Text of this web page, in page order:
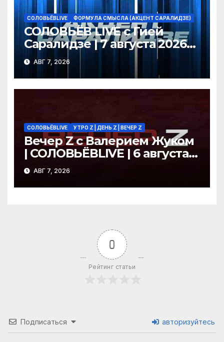
СОЛОВЬЁВLIVE ФОРМУЛА СМЫСЛА (АКЦЕНТ САРАЛИДЗЕ)
СОЛОВЬЁВ LIVE с Гией
Саралидзе | 7 августа 2026
года
АВГ 7, 2026
СОЛОВЬЁВLIVE УТРО Z | ДЕНЬ Z | ВЕЧЕР Z
Вечер Z с Валерием Жуком
| СОЛОВЬЁВLIVE | 6 августа
2026 года
АВГ 7, 2026
0
Рейтинг статьи
Подписаться авторизуйтесь